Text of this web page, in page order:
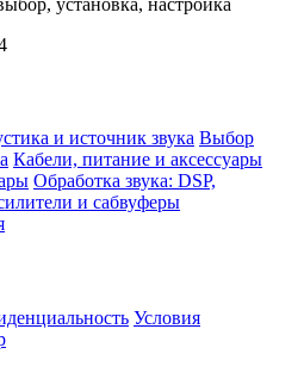
и источник звука Выбор
Кабели, питание и аксессуары
Обработка звука: DSP,
и сабвуферы
Условия